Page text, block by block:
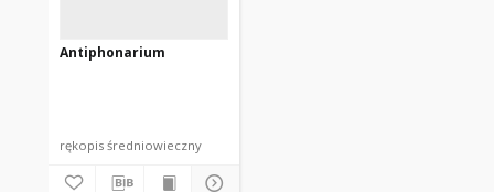
Antiphonarium
rękopis średniowieczny